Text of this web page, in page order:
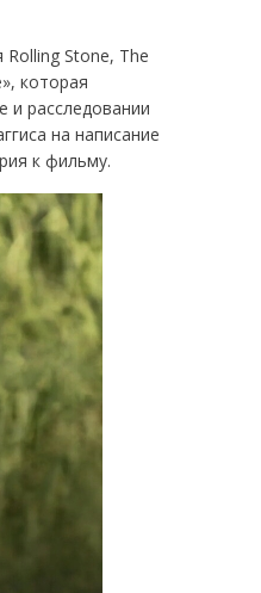
Stone, The
которая
и расследовании
на написание
к фильму.